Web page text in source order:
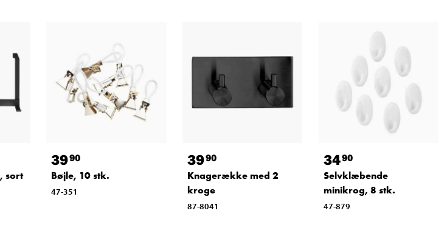
sort
3990
Bøjle, 10 stk.
47-351
3990
Knagerække med 2
kroge
87-8041
3490
Selvklæbende
minikrog, 8 stk.
47-879